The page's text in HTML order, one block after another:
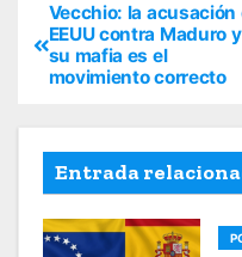
Vecchio: la acusación
EEUU contra Maduro y
su mafia es el
movimiento correcto
Entrada